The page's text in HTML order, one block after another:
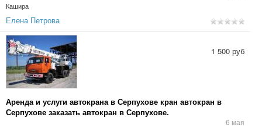
Кашира
Елена Петрова
Аренда и услуги автокрана в Серпухове кран автокран в
Серпухове заказать автокран в Серпухове.
6 мая
1 500 руб